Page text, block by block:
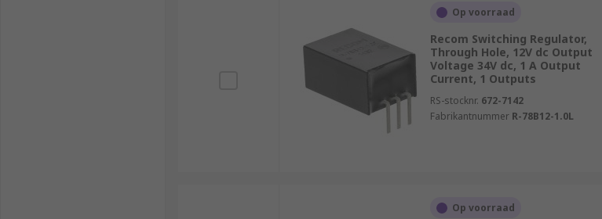
Op voorraad
Recom Switching Regulator,
Through Hole, 12V dc Output
Voltage 34V dc, 1 A Output
Current, 1 Outputs
RS-stocknr. 672-7142
Fabrikantnummer R-78B12-1.0L
Op voorraad